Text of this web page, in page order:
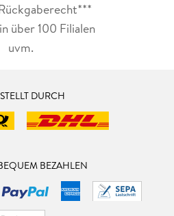
über 100 Filialen
uvm.
DURCH
BEZAHLEN